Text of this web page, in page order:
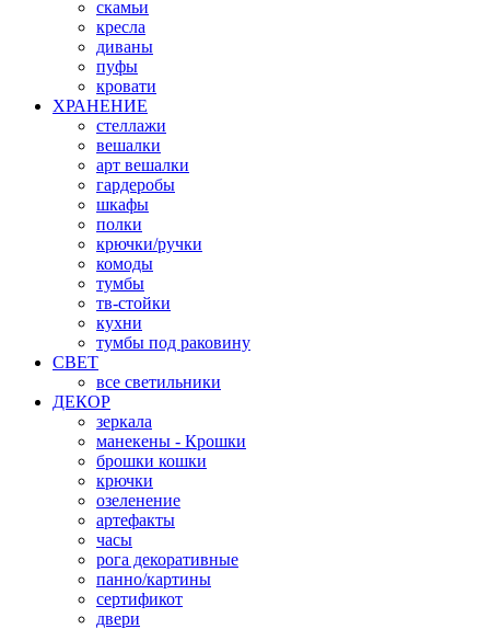
скамьи
кресла
диваны
пуфы
кровати
ХРАНЕНИЕ
стеллажи
вешалки
арт вешалки
гардеробы
шкафы
полки
крючки/ручки
комоды
тумбы
тв-стойки
кухни
тумбы под раковину
СВЕТ
все светильники
ДЕКОР
зеркала
манекены - Крошки
брошки кошки
крючки
озеленение
артефакты
часы
рога декоративные
панно/картины
сертификот
двери